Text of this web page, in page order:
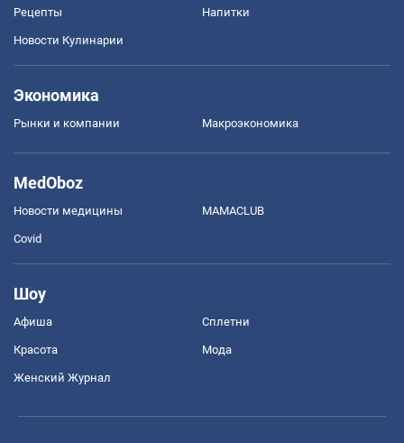
Рецепты Напитки
Новости Кулинарии
Экономика
Рынки и компании Mакроэкономика
MedOboz
Новости медицины MAMACLUB
Covid
Шоу
Афиша Сплетни
Красота Мода
Женский Журнал